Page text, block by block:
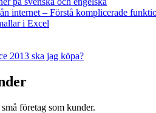
internet – Förstå komplicerade
i Excel
2013 ska jag köpa?
företag som kunder.